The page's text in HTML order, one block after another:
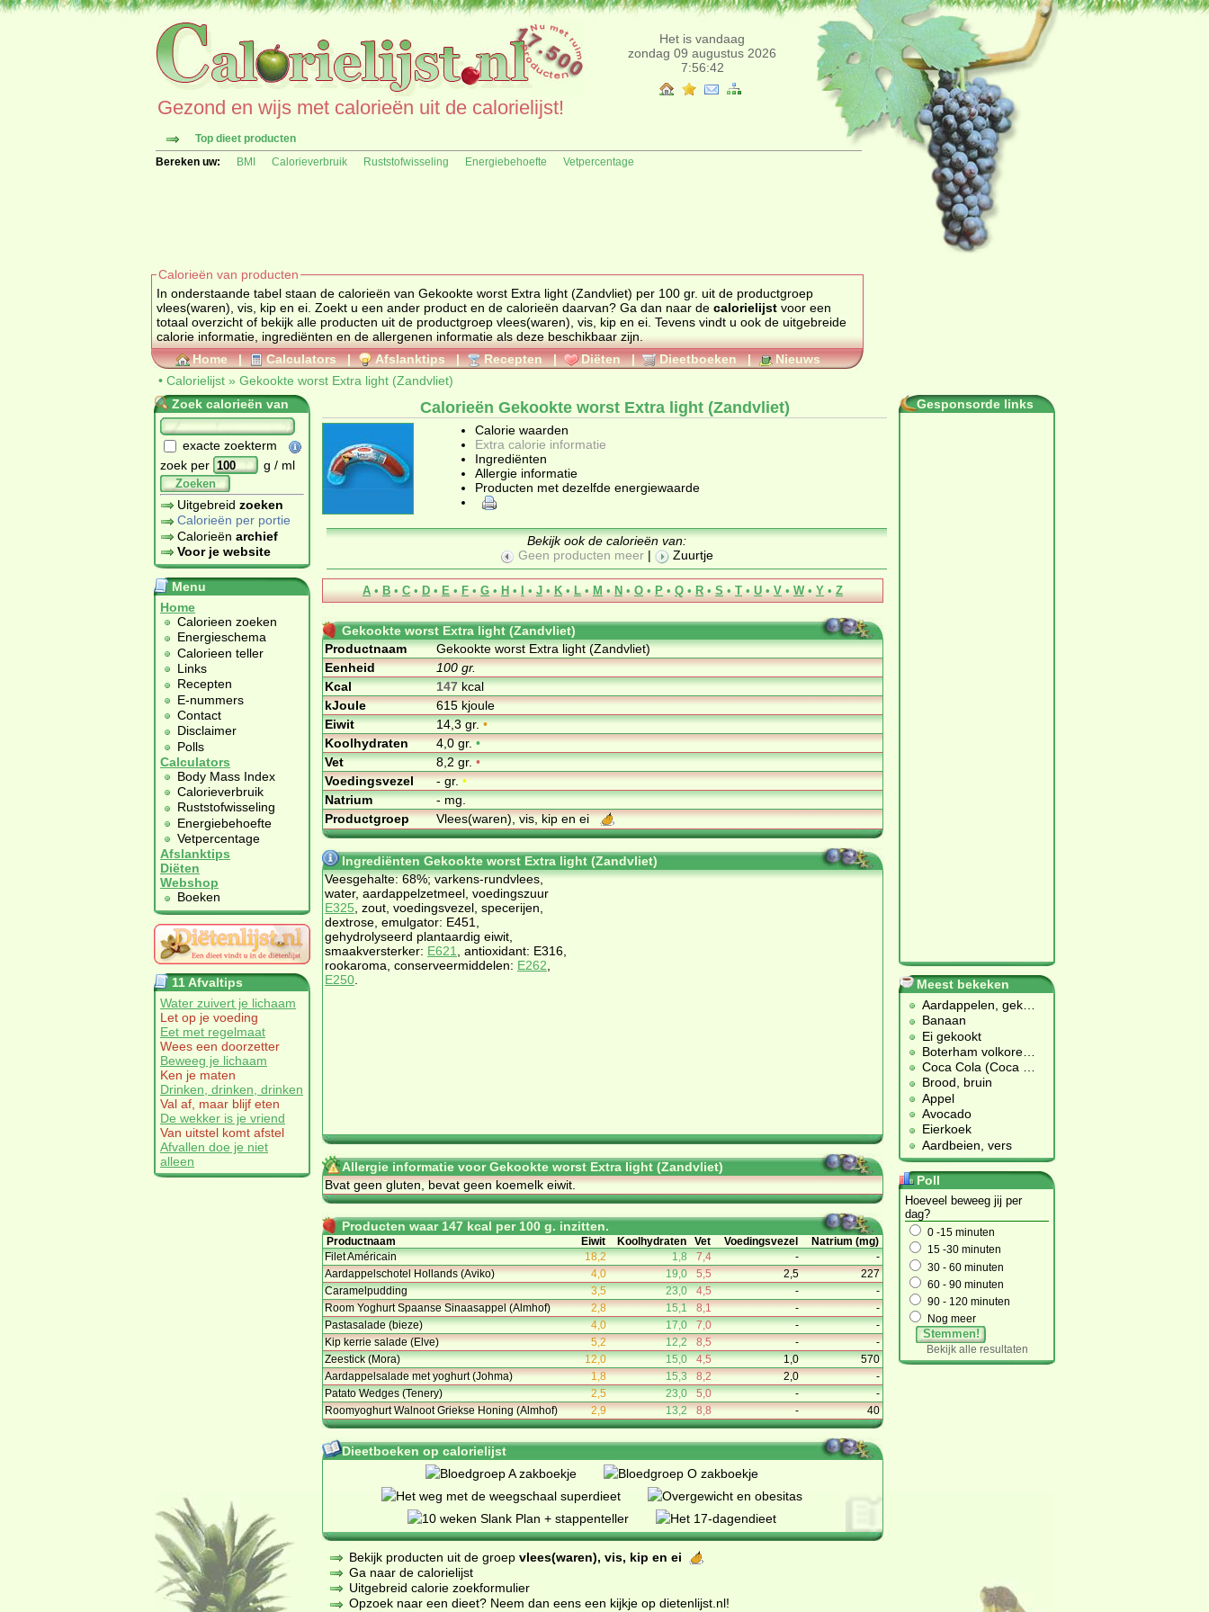
Het is vandaag
zondag 09 augustus 2026
7:56:42
Gezond en wijs met calorieën uit de calorielijst!
Top dieet producten
Bereken uw:
BMI Calorieverbruik Ruststofwisseling Energiebehoefte Vetpercentage
Calorieën van producten
In onderstaande tabel staan de calorieën van Gekookte worst Extra light (Zandvliet) per 100 gr. uit de productgroep
vlees(waren), vis, kip en ei. Zoekt u een ander product en de calorieën daarvan? Ga dan naar de calorielijst voor een
totaal overzicht of bekijk alle producten uit de productgroep vlees(waren), vis, kip en ei
calorie informatie, ingrediënten en de allergenen informatie als deze beschikbaar zijn.
Home | Calculators | Afslanktips | Recepten | Diëten | Dieetboeken |
Nieuws
• Calorielijst » Gekookte worst Extra light (Zandvliet)
Zoek calorieën van
exacte zoekterm
zoek per
g / ml
Zoeken
Uitgebreid zoeken
Calorieën per portie
Calorieën archief
Voor je website
Menu
Home
Calorieen zoeken
Energieschema
Calorieen teller
Links
Recepten
E-nummers
Contact
Disclaimer
Polls
Calculators
Body Mass Index
Calorieverbruik
Ruststofwisseling
Energiebehoefte
Vetpercentage
Afslanktips
Diëten
Webshop
Boeken
11 Afvaltips
Water zuivert je lichaam
Let op je voeding
Eet met regelmaat
Wees een doorzetter
Beweeg je lichaam
Ken je maten
Drinken, drinken, drinken
Val af, maar blijf eten
De wekker is je vriend
Van uitstel komt afstel
Afvallen doe je niet
alleen
Calorieën Gekookte worst Extra light (Zandvliet)
Calorie waarden
Extra calorie informatie
Ingrediënten
Allergie informatie
Producten met dezelfde energiewaarde
Bekijk ook de calorieën van:
Geen producten meer | Zuurtje
A • B • C • D • E • F • G • H • I • J • K • L • M • N • O • P • Q • R • S • T • U • V • W • Y • Z
Gekookte worst Extra light (Zandvliet)
Productnaam
Gekookte worst Extra light (Zandvliet)
Eenheid
100 gr.
Kcal
147kcal
kJoule
615 kjoule
Eiwit
14,3 gr.•
Koolhydraten
4,0 gr.•
Vet
8,2 gr.•
Voedingsvezel
- gr.•
Natrium
- mg.
Productgroep
Vlees(waren), vis, kip en ei
Ingrediënten Gekookte worst Extra light (Zandvliet)
Veesgehalte: 68%; varkens-rundvlees,
water, aardappelzetmeel, voedingszuur
E325 , zout, voedingsvezel, specerijen,
dextrose, emulgator: E451,
gehydrolyseerd plantaardig eiwit,
smaakversterker: E621
, antioxidant: E316,
rookaroma, conserveermiddelen: E262
E250
Allergie informatie voor Gekookte worst Extra light (Zandvliet)
Bvat geen gluten, bevat geen koemelk eiwit.
Producten waar 147 kcal per 100 g. inzitten.
Productnaam Eiwit Koolhydraten Vet Voedingsvezel
Natrium (mg)
Filet Américain
18,2 1,8 7,4 -
-
Aardappelschotel Hollands (Aviko)
4,0 19,0 5,5 2,5
227
Caramelpudding
3,5 23,0 4,5 -
-
Room Yoghurt Spaanse Sinaasappel (Almhof)
2,8 15,1 8,1 -
-
Pastasalade (bieze)
4,0 17,0 7,0 -
-
Kip kerrie salade (Elve)
5,2 12,2 8,5 -
-
Zeestick (Mora)
12,0 15,0 4,5 1,0
570
Aardappelsalade met yoghurt (Johma)
1,8 15,3 8,2 2,0
-
Patato Wedges (Tenery)
2,5 23,0 5,0 -
-
Roomyoghurt Walnoot Griekse Honing (Almhof)
2,9 13,2 8,8 - 40
Dieetboeken op calorielijst
Bekijk producten uit de groep vlees(waren), vis, kip en ei
Ga naar de calorielijst
Uitgebreid calorie zoekformulier
Opzoek naar een dieet? Neem dan eens een kijkje op dietenlijst.nl!
Gesponsorde links
Meest bekeken
Aardappelen, gek
Banaan
Ei gekookt
Boterham volkore
Coca Cola (Coca
Brood, bruin
Appel
Avocado
Eierkoek
Aardbeien, vers
Poll
Hoeveel beweeg jij per
dag?
0 -15 minuten
15 -30 minuten
30 - 60 minuten
60 - 90 minuten
90 - 120 minuten
Nog meer
Stemmen!
Bekijk alle resultaten